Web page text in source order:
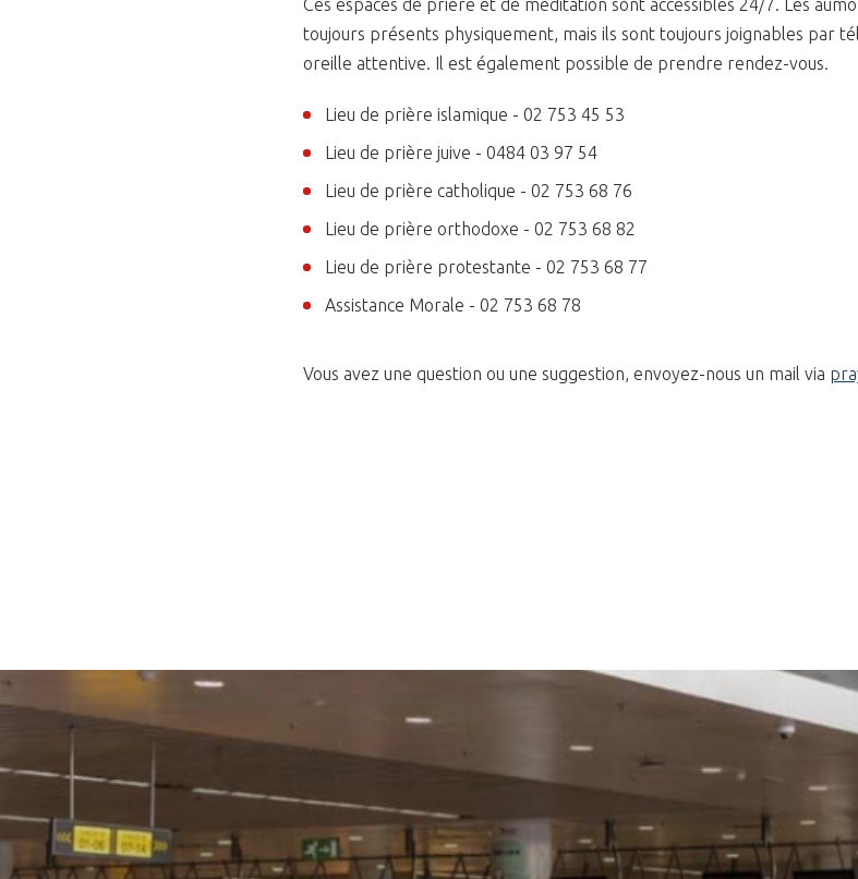
Ces espaces de prière et de méditation sont accessibles 24/7. Les
toujours présents physiquement, mais ils sont toujours joignables par
oreille attentive. Il est également possible de prendre rendez-vous.
Lieu de prière islamique - 02 753 45 53
Lieu de prière juive - 0484 03 97 54
Lieu de prière catholique - 02 753 68 76
Lieu de prière orthodoxe - 02 753 68 82
Lieu de prière protestante - 02 753 68 77
Assistance Morale - 02 753 68 78
Vous avez une question ou une suggestion, envoyez-nous un mail via